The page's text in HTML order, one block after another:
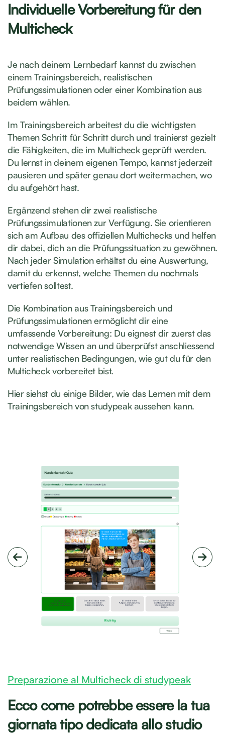
Individuelle Vorbereitung für den
Multicheck
Je nach deinem Lernbedarf kannst du zwischen
einem Trainingsbereich, realistischen
Prüfungssimulationen oder einer Kombination aus
beidem wählen.
Im Trainingsbereich arbeitest du die wichtigsten
Themen Schritt für Schritt durch und trainierst gezielt
die Fähigkeiten, die im Multicheck geprüft werden.
Du lernst in deinem eigenen Tempo, kannst jederzeit
pausieren und später genau dort weitermachen, wo
du aufgehört hast.
Ergänzend stehen dir zwei realistische
Prüfungssimulationen zur Verfügung. Sie orientieren
sich am Aufbau des offiziellen Multichecks und helfen
dir dabei, dich an die Prüfungssituation zu gewöhnen.
Nach jeder Simulation erhältst du eine Auswertung,
damit du erkennst, welche Themen du nochmals
vertiefen solltest.
Die Kombination aus Trainingsbereich und
Prüfungssimulationen ermöglicht dir eine
umfassende Vorbereitung: Du eignest dir zuerst das
notwendige Wissen an und überprüfst anschliessend
unter realistischen Bedingungen, wie gut du für den
Multicheck vorbereitet bist.
Hier siehst du einige Bilder, wie das Lernen mit dem
Trainingsbereich von studypeak aussehen kann.
Preparazione al Multicheck di studypeak
Ecco come potrebbe essere la tua
giornata tipo dedicata allo studio